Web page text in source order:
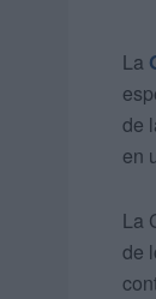
La
de
en
La
de